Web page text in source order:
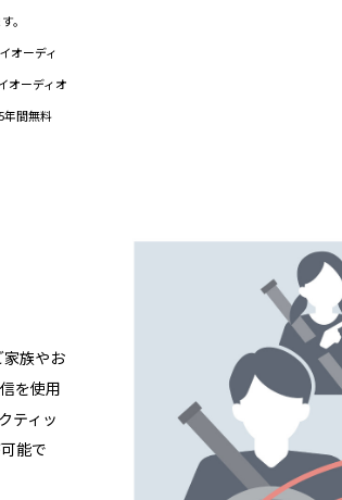
。
オーディ
オーディオ
年間無料
族やお
を使用
ティッ
能で